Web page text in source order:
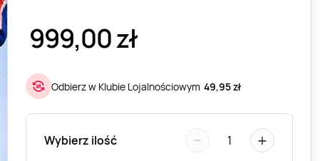
999,00zł
Odbierz w Klubie Lojalnościowym 49,95 zł
Wybierz ilość − 1 +